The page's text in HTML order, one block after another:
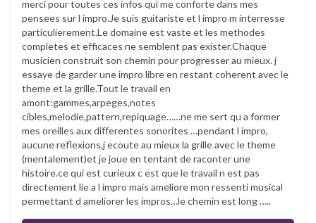
merci pour toutes ces infos qui me conforte dans mes
pensees sur l impro.Je suis guitariste et l impro m interresse
particulierement.Le domaine est vaste et les methodes
completes et efficaces ne semblent pas exister.Chaque
musicien construit son chemin pour progresser au mieux. j
essaye de garder une impro libre en restant coherent avec le
theme et la grille.Tout le travail en
amont:gammes,arpeges,notes
cibles,melodie,pattern,repiquage……ne me sert qu a former
mes oreilles aux differentes sonorites …pendant l impro,
aucune reflexions,j ecoute au mieux la grille avec le theme
(mentalement)et je joue en tentant de raconter une
histoire.ce qui est curieux c est que le travail n est pas
directement lie a l impro mais ameliore mon ressenti musical
permettant d ameliorer les impros…le chemin est long …..